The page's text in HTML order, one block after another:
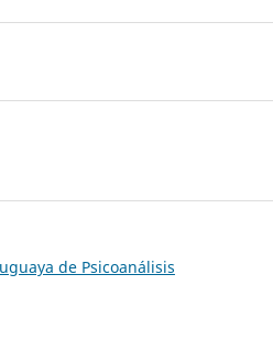
de Psicoanálisis